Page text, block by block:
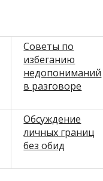
Советы по
избеганию
недопониманий
в разговоре
Обсуждение
личных границ
без обид